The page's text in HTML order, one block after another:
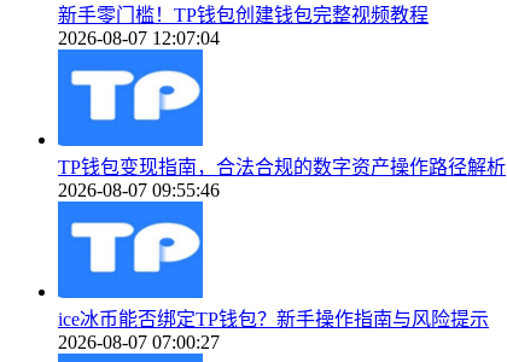
新手零门槛！TP钱包创建钱包完整视频教程
2026-08-07 12:07:04
TP钱包变现指南，合法合规的数字资产操作路径解析
2026-08-07 09:55:46
ice冰币能否绑定TP钱包？新手操作指南与风险提示
2026-08-07 07:00:27